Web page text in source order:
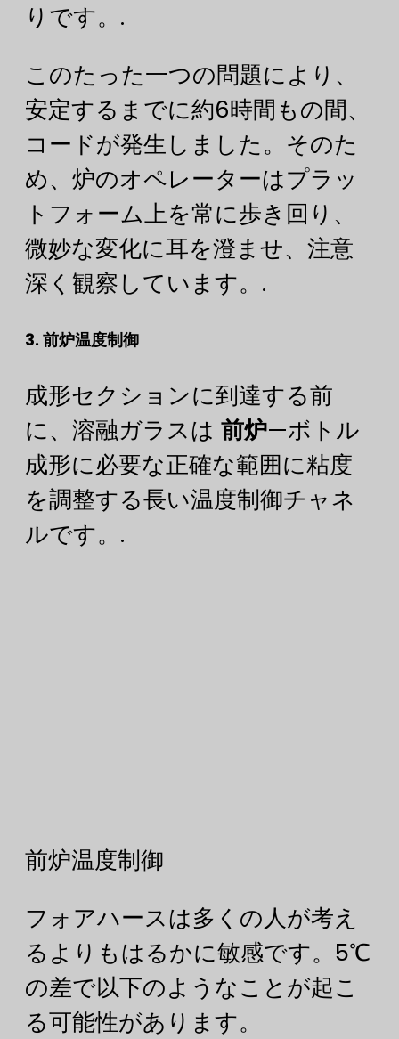
りです。.
このたった一つの問題により、
安定するまでに約6時間もの間、
コードが発生しました。そのた
め、炉のオペレーターはプラッ
トフォーム上を常に歩き回り、
微妙な変化に耳を澄ませ、注意
深く観察しています。.
3. 前炉温度制御
成形セクションに到達する前
に、溶融ガラスは 前炉—ボトル
成形に必要な正確な範囲に粘度
を調整する長い温度制御チャネ
ルです。.
前炉温度制御
フォアハースは多くの人が考え
るよりもはるかに敏感です。5℃
の差で以下のようなことが起こ
る可能性があります。